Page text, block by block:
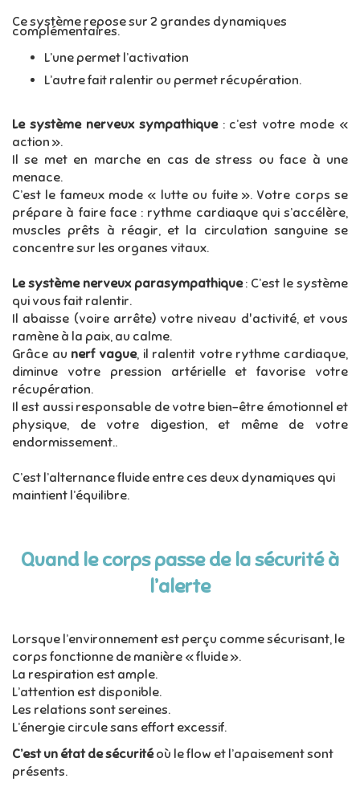
Ce système repose sur 2 grandes dynamiques
complémentaires.
L’une permet l’activation
L’autre fait ralentir ou permet récupération.
Le système nerveux sympathique: c’est votre mode «
action ».
Il se met en marche en cas de stress ou face à une
menace.
C’est le fameux mode « lutte ou fuite ». Votre corps se
prépare à faire face : rythme cardiaque qui s’accélère,
muscles prêts à réagir, et la circulation sanguine se
concentre sur les organes vitaux.
Le système nerveux parasympathique: C’est le système
qui vous fait ralentir.
Il abaisse (voire arrête) votre niveau d'activité, et vous
ramène à la paix, au calme.
Grâce au nerf vague, il ralentit votre rythme cardiaque,
diminue votre pression artérielle et favorise votre
récupération.
Il est aussi responsable de votre bien-être émotionnel et
physique, de votre digestion, et même de votre
endormissement..
C’est l’alternance fluide entre ces deux dynamiques qui
maintient l’équilibre.
Quand le corps passe de la sécurité à
l’alerte
Lorsque l’environnement est perçu comme sécurisant, le
corps fonctionne de manière « fluide ».
La respiration est ample.
L’attention est disponible.
Les relations sont sereines.
L’énergie circule sans effort excessif.
C’est un état de sécuritéoù le flow et l’apaisement sont
présents.